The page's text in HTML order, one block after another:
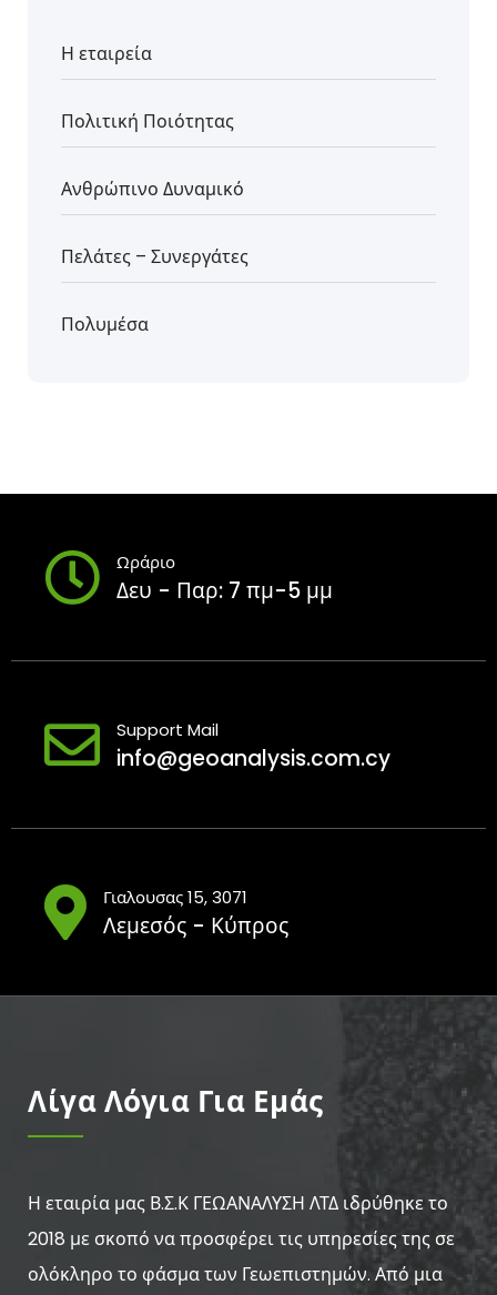
Η εταιρεία
Πολιτική Ποιότητας
Ανθρώπινο Δυναμικό
Πελάτες – Συνεργάτες
Πολυμέσα
Ωράριο
Δευ - Παρ: 7 πμ-5 μμ
Support Mail
info@geoanalysis.com.cy
Γιαλουσας 15, 3071
Λεμεσός - Κύπρος
Λίγα Λόγια Για Εμάς
Η εταιρία μας Β.Σ.Κ ΓΕΩΑΝΑΛΥΣΗ ΛΤΔ ιδρύθηκε το
2018 με σκοπό να προσφέρει τις υπηρεσίες της σε
ολόκληρο το φάσμα των Γεωεπιστημών. Από μια